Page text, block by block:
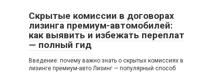
Скрытые комиссии в договорах
лизинга премиум-автомобилей:
как выявить и избежать переплат
— полный гид
Введение: почему важно знать о скрытых комиссиях в
лизинге премиум-авто Лизинг — популярный способ